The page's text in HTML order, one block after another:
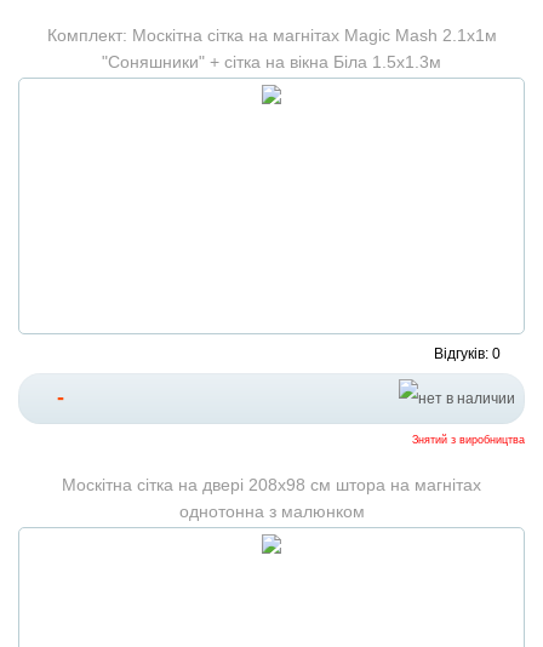
Комплект: Москітна сітка на магнітах Magic Mash 2.1x1м
"Соняшники" + сітка на вікна Біла 1.5х1.3м
Відгуків: 0
-
Знятий з виробництва
Москітна сітка на двері 208х98 см штора на магнітах
однотонна з малюнком